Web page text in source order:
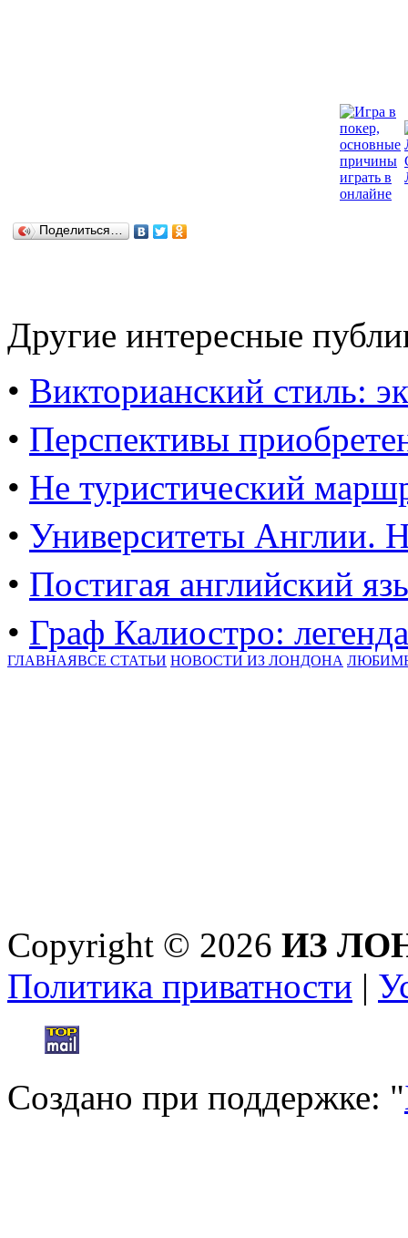
Поделиться…
Другие интересные
• Викторианский стиль:
• Перспективы
• Не туристический
• Университеты Англии.
• Постигая английский
• Граф Калиостро:
ГЛАВНАЯВСЕ СТАТЬИ НОВОСТИ ИЗ ЛОНДОНА
Copyright © 2026 ИЗ
Политика приватности |
Создано при поддержке: "